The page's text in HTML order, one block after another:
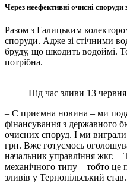
Через неефективні очисні
Разом з Галицьким
споруди. Адже зі стічними
бруду, що шкодить водоймі.
потрібна.
Під час зливи 13
– Є приємна новина – ми
фінансування з державного
очисних споруд. І ми
грн. Вже готуємось
начальник управління жкг. –
механічного типу – тобто це
зливів у Тернопільський став.